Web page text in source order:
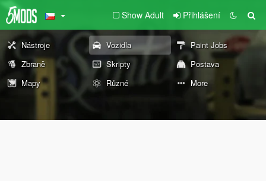
Show Adult Přihlášení
Nástroje Vozidla
Paint Jobs
Zbraně
Skripty
Postava
Mapy
Různé More